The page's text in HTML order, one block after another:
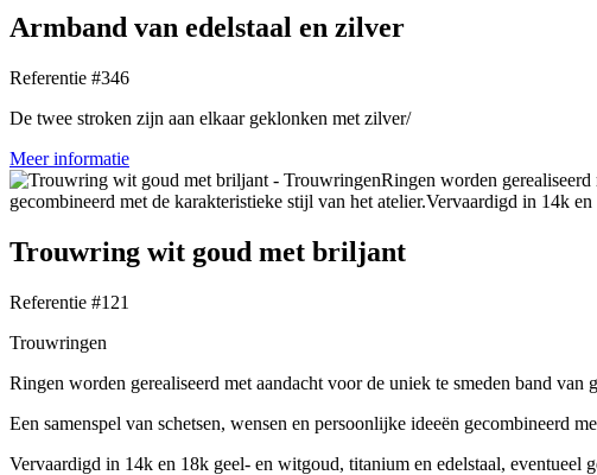
Armband van edelstaal en zilver
Referentie #346
De twee stroken zijn aan elkaar geklonken met zilver/
Meer informatie
Trouwring wit goud met briljant
Referentie #121
Trouwringen
Ringen worden gerealiseerd met aandacht voor de uniek te smeden band van
Een samenspel van schetsen, wensen en persoonlijke ideeën gecombineerd
Vervaardigd in 14k en 18k geel- en witgoud, titanium en edelstaal, eventueel